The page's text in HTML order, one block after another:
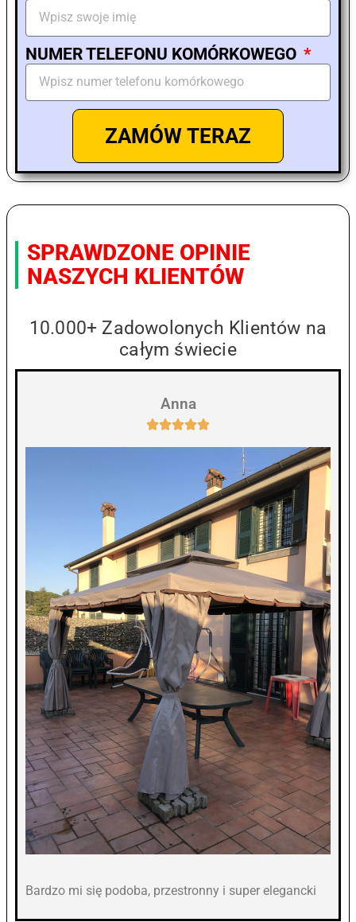
NUMER TELEFONU KOMÓRKOWEGO
ZAMÓW TERAZ
SPRAWDZONE OPINIE
NASZYCH KLIENTÓW
10.000+ Zadowolonych Klientów na
całym świecie
Anna

Bardzo mi się podoba, przestronny i super elegancki